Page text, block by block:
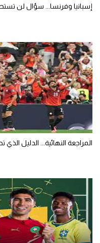
إسبانيا وفرنسا... سؤال لن
المراجعة النهائية... الدليل